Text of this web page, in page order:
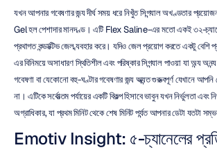
যখন আপনার গবেষণার জন্য দীর্ঘ সময় ধরে নিখুঁত সিগন্যাল অখণ্ডতার
Gel হল পেশাদার মানদণ্ড। এটি Flex Saline-এর মতো একই ৩২-
প্রথাগত কন্ডাক্টিভ জেল ব্যবহার করে। যদিও জেল প্রয়োগ করতে একটু
এর বিনিময়ে অসাধারণ স্থিতিশীল এবং পরিষ্কার সিগন্যাল পাওয়া যা অন্য
গবেষণা বা যেকোনো বহু-ঘণ্টার গবেষণার জন্য অত্যন্ত গুরুত্বপূর্ণ যেখানে আপনি
না। এটিকে সর্বোত্তম পর্যায়ের একটি বিকল্প হিসাবে ভাবুন যখন নির্ভুলতা এবং
অগ্রাধিকার, যা প্রথম মিনিট থেকে শেষ মিনিট পর্যন্ত আপনার ডেটা যতটা
Emotiv Insight: ৫-চ্যানেলের